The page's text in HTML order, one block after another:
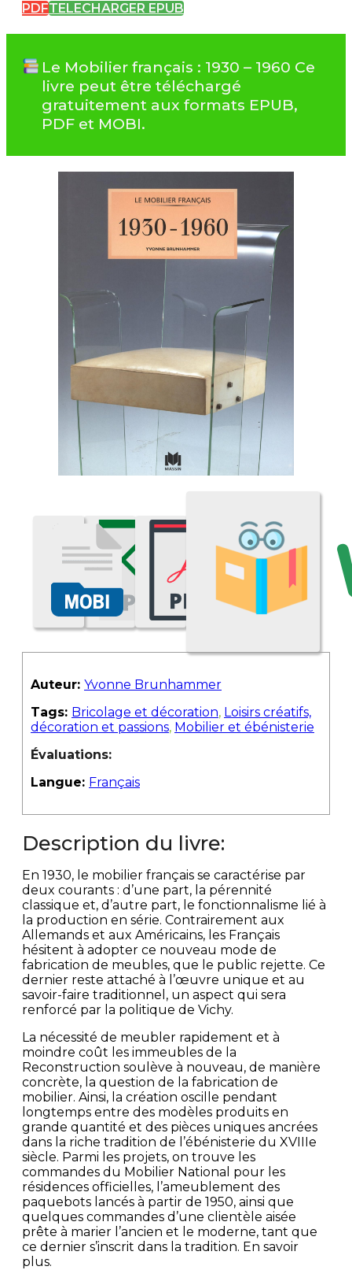
PDFTELECHARGER EPUB
Le Mobilier français : 1930 – 1960 Ce
livre peut être téléchargé
gratuitement aux formats EPUB,
PDF et MOBI.
Auteur: Yvonne Brunhammer
Tags: Bricolage et décoration, Loisirs créatifs,
décoration et passions, Mobilier et ébénisterie
Évaluations:
Langue: Français
Description du livre:
En 1930, le mobilier français se caractérise par
deux courants : d’une part, la pérennité
classique et, d’autre part, le fonctionnalisme lié à
la production en série. Contrairement aux
Allemands et aux Américains, les Français
hésitent à adopter ce nouveau mode de
fabrication de meubles, que le public rejette. Ce
dernier reste attaché à l’œuvre unique et au
savoir-faire traditionnel, un aspect qui sera
renforcé par la politique de Vichy.
La nécessité de meubler rapidement et à
moindre coût les immeubles de la
Reconstruction soulève à nouveau, de manière
concrète, la question de la fabrication de
mobilier. Ainsi, la création oscille pendant
longtemps entre des modèles produits en
grande quantité et des pièces uniques ancrées
dans la riche tradition de l’ébénisterie du XVIIIe
siècle. Parmi les projets, on trouve les
commandes du Mobilier National pour les
résidences officielles, l’ameublement des
paquebots lancés à partir de 1950, ainsi que
quelques commandes d’une clientèle aisée
prête à marier l’ancien et le moderne, tant que
ce dernier s’inscrit dans la tradition. En savoir
plus.